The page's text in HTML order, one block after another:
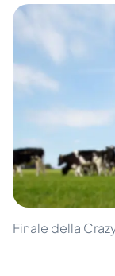
Finale della